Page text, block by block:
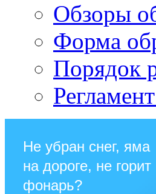
Обзоры
Форма
Порядок
Не убран снег, яма
на дороге, не горит
фонарь?